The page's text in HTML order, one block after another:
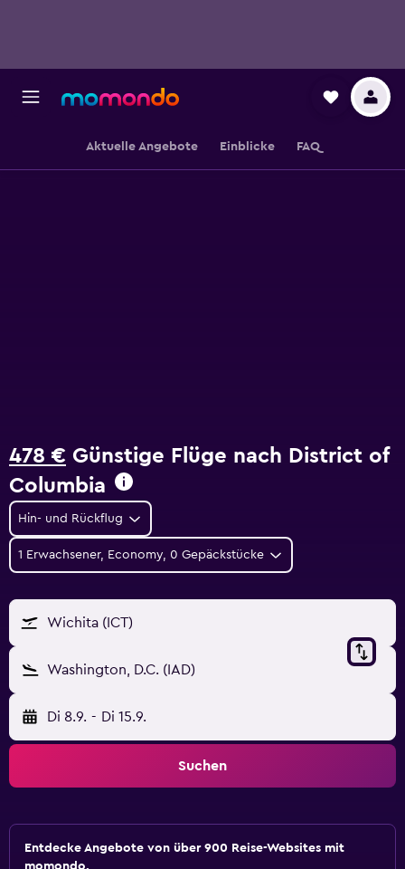
Aktuelle Angebote Einblicke FAQ
478 € Günstige Flüge nach District of
Columbia
Hin- und Rückflug
1 Erwachsener, Economy, 0 Gepäckstücke
Wichita (ICT)
Washington, D.C. (IAD)
Di 8.9. - Di 15.9.
Suchen
Entdecke Angebote von über 900 Reise-Websites mit
momondo.